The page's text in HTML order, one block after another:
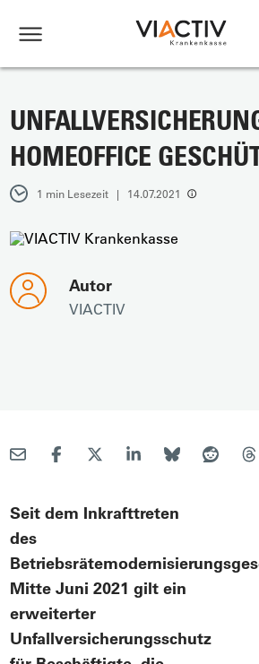
HOMEOFFICE
1 min Lesezeit | 14.07.2021
Autor
VIACTIV
Seit dem Inkrafttreten
des
Mitte Juni 2021 gilt ein
erweiterter
Unfallversicherungsschutz